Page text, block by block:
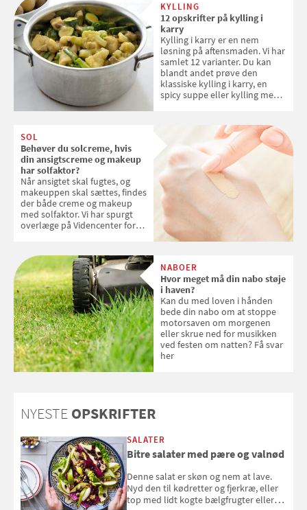
KYLLING
12 opskrifter på kylling i
karry
Kylling i karry er en nem
løsning på aftensmaden. Vi har
samlet 12 varianter. Du kan
blandt andet prøve den
klassiske kylling i karry, en
spicy suppe eller kylling med
SOL
Behøver du solcreme, hvis
din ansigtscreme og makeup
har solfaktor?
Når ansigtet skal fugtes, og
makeuppen skal sættes, findes
der både creme og makeup
med solfaktor. Vi har spurgt
overlæge på Videncenter for
med SPF kan erstatte
solcreme, når man bevæger
sig ud i solen
NABOER
Hvor meget må din nabo støje
i haven?
Kan du med loven i hånden
bede din nabo om at stoppe
motorsaven om morgenen
eller skrue ned for musikken
ved festen om natten? Få svar
her
NYESTE OPSKRIFTER
SALATER
Bitre salater med pære og valnød
Denne salat er skøn og nem at lave.
Nyd den til kødretter og fjerkræ, eller
top med lidt kogte bælgfrugter eller